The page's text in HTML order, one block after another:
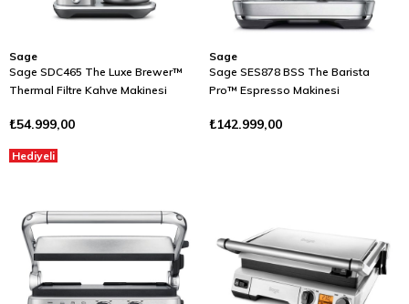
Sage
Sage SDC465 The Luxe Brewer™
Thermal Filtre Kahve Makinesi
₺54.999,00
Hediyeli
Sage
Sage SES878 BSS The Barista
Pro™ Espresso Makinesi
₺142.999,00